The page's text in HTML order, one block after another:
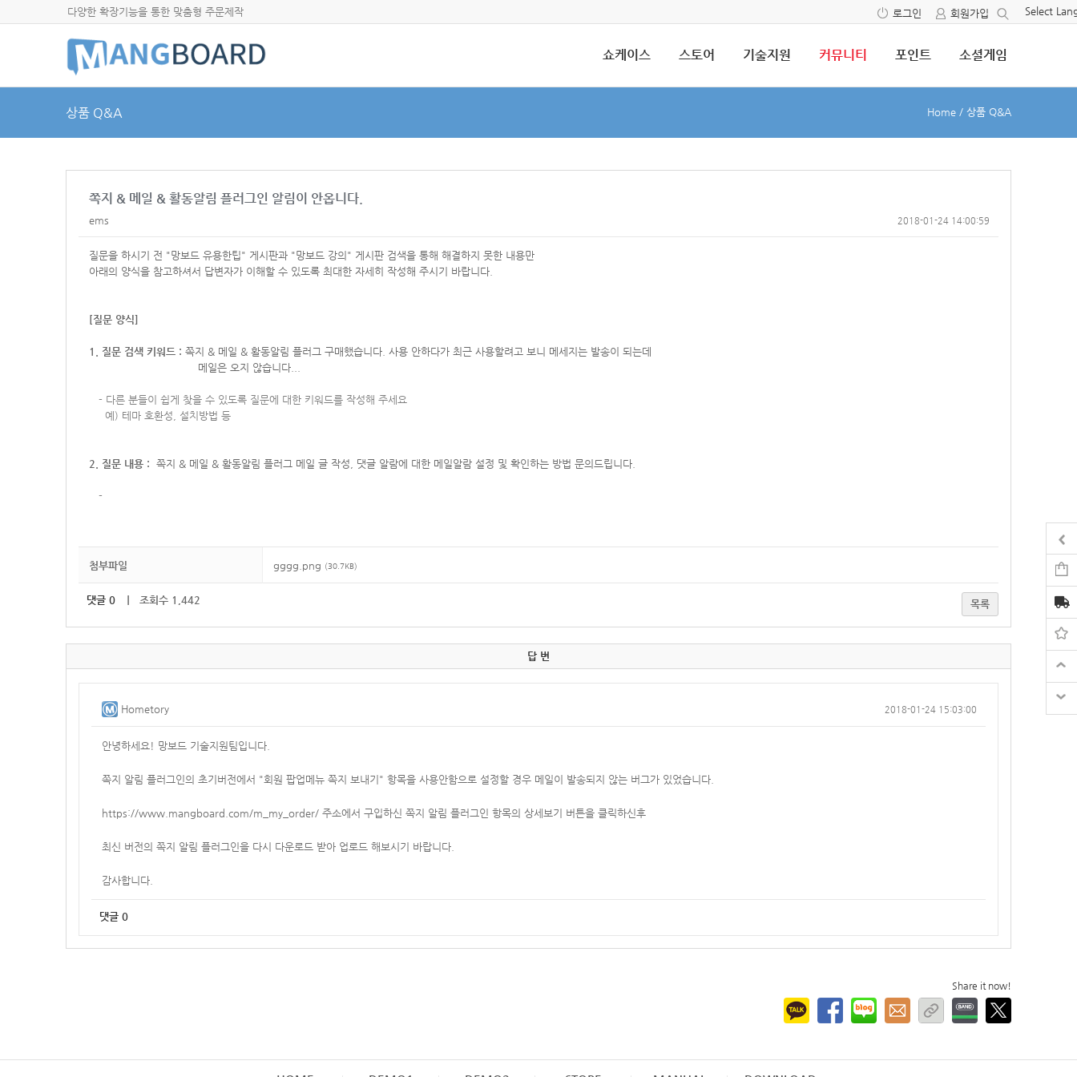
다양한 확장기능을 통한 맞춤형 주문제작 Select
로그인 회원가입
쇼케이스 스토어 기술지원 커뮤니티 포인트 소셜게임
상품 Q&A Home / 상품 Q&A
쪽지 & 메일 & 활동알림 플러그인 알림이 안옵니다.
ems 2018-01-24 14:00:59
질문을 하시기 전 "망보드 유용한팁" 게시판과 "망보드 강의" 게시판 검색을 통해 해결하지 못한 내용만
아래의 양식을 참고하셔서 답변자가 이해할 수 있도록 최대한 자세히 작성해 주시기 바랍니다.
[질문 양식]
1. 질문 검색 키워드 : 쪽지 & 메일 & 활동알림 플러그 구매했습니다. 사용 안하다가 최근 사용할려고 보니 메세지는 발송이 되는데
메일은 오지 않습니다...
- 다른 분들이 쉽게 찾을 수 있도록 질문에 대한 키워드를 작성해 주세요
예) 테마 호환성, 설치방법 등
2. 질문 내용 : 쪽지 & 메일 & 활동알림 플러그 메일 글 작성, 댓글 알람에 대한 메일알람 설정 및 확인하는 방법 문의드립니다.
-
첨부파일 gggg.png (30.7KB)
댓글 0 ｜ 조회수 1,442 목록
답 변
Hometory 2018-01-24 15:03:00
안녕하세요! 망보드 기술지원팀입니다.
쪽지 알림 플러그인의 초기버전에서 "회원 팝업메뉴 쪽지 보내기" 항목을 사용안함으로 설정할 경우 메일이 발송되지 않는 버그가 있었습니다.
https://www.mangboard.com/m_my_order/ 주소에서 구입하신 쪽지 알림 플러그인 항목의 상세보기 버튼을 클릭하신후
최신 버전의 쪽지 알림 플러그인을 다시 다운로드 받아 업로드 해보시기 바랍니다.
감사합니다.
댓글 0
Share it now!